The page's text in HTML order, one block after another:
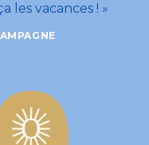
les vacances ! »